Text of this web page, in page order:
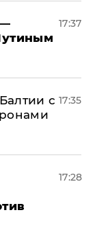
17:37
с 17:35
17:28